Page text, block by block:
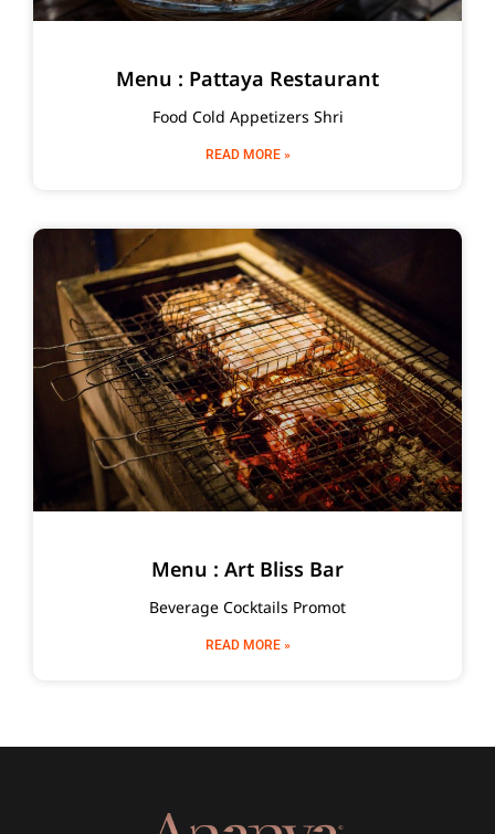
Menu : Pattaya Restaurant
Food Cold Appetizers Shri
READ MORE »
Menu : Art Bliss Bar
Beverage Cocktails Promot
READ MORE »